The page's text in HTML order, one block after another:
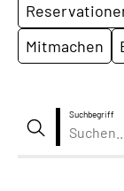
Mitmachen
Suchbegriff